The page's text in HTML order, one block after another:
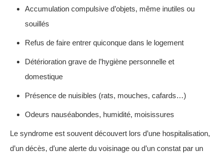
Accumulation compulsive d’objets, même inutiles ou
souillés
Refus de faire entrer quiconque dans le logement
Détérioration grave de l’hygiène personnelle et
domestique
Présence de nuisibles (rats, mouches, cafards…)
Odeurs nauséabondes, humidité, moisissures
Le syndrome est souvent découvert lors d’une hospitalisation,
d’un décès, d’une alerte du voisinage ou d’un constat par un